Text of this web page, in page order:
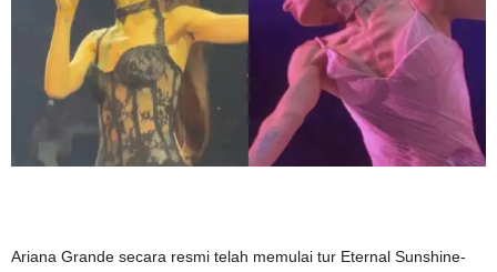
Ariana Grande secara resmi telah memulai tur Eternal Sunshine-